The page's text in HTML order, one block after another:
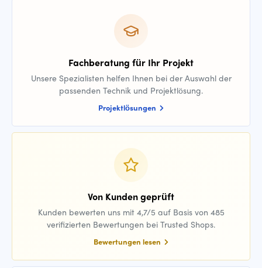
Fachberatung für Ihr Projekt
Unsere Spezialisten helfen Ihnen bei der Auswahl der
passenden Technik und Projektlösung.
Projektlösungen
Von Kunden geprüft
Kunden bewerten uns mit 4,7/5 auf Basis von 485
verifizierten Bewertungen bei Trusted Shops.
Bewertungen lesen